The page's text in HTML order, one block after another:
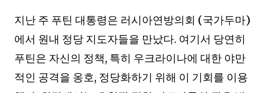
지난 주 푸틴 대통령은 러시아연방의회 (국가두마)
에서 원내 정당 지도자들을 만났다. 여기서 당연히
푸틴은 자신의 정책, 특히 우크라이나에 대한 야만
적인 공격을 옹호, 정당화하기 위해 이 기회를 이용